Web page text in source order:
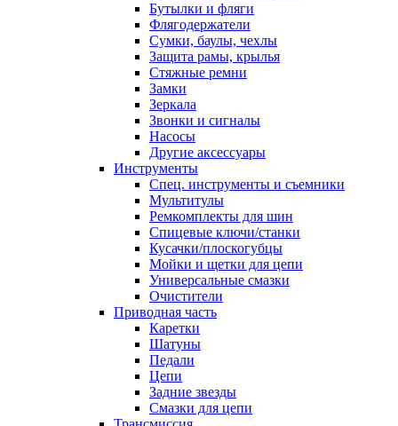
Бутылки и фляги
Флягодержатели
Сумки, баулы, чехлы
Защита рамы, крылья
Стяжные ремни
Замки
Зеркала
Звонки и сигналы
Насосы
Другие аксессуары
Инструменты
Спец. инструменты и съемники
Мультитулы
Ремкомплекты для шин
Спицевые ключи/станки
Кусачки/плоскогубцы
Мойки и щетки для цепи
Универсальные смазки
Очистители
Приводная часть
Каретки
Шатуны
Педали
Цепи
Задние звезды
Смазки для цепи